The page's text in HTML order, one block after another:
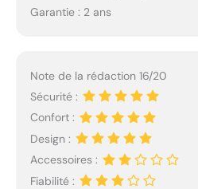
Garantie : 2 ans
Note de la rédaction 16/20
Sécurité :
Confort :
Design :
Accessoires :
Fiabilité :